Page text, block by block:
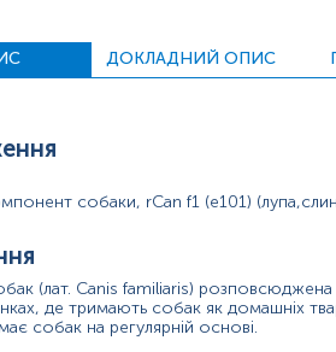
до проведення, не несе ризику
не впливає прийом топічних
з високою точністю виділити
ДОКЛАДНИЙ ОПИС
собаки, rCan f1 (e101)
(лат. Canis familiaris)
де тримають собак як домашніх
собак на регулярній основі.